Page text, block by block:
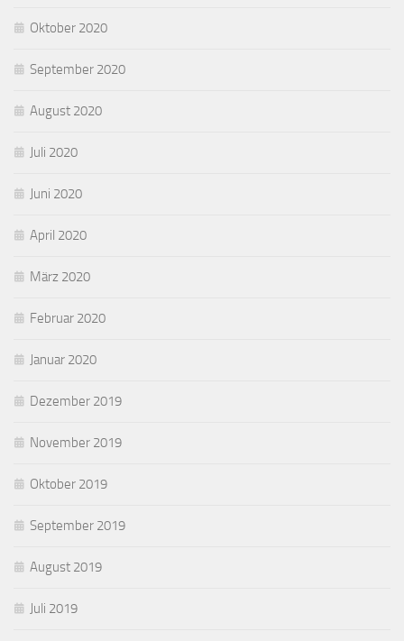
Oktober 2020
September 2020
August 2020
Juli 2020
Juni 2020
April 2020
März 2020
Februar 2020
Januar 2020
Dezember 2019
November 2019
Oktober 2019
September 2019
August 2019
Juli 2019